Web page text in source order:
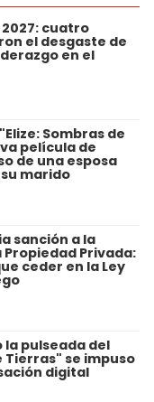
cuatro
el desgaste de
en el
Sombras de
película de
de una esposa
marido
sanción a la
Privada:
ceder en la Ley
la pulseada del
Tierras" se impuso
digital